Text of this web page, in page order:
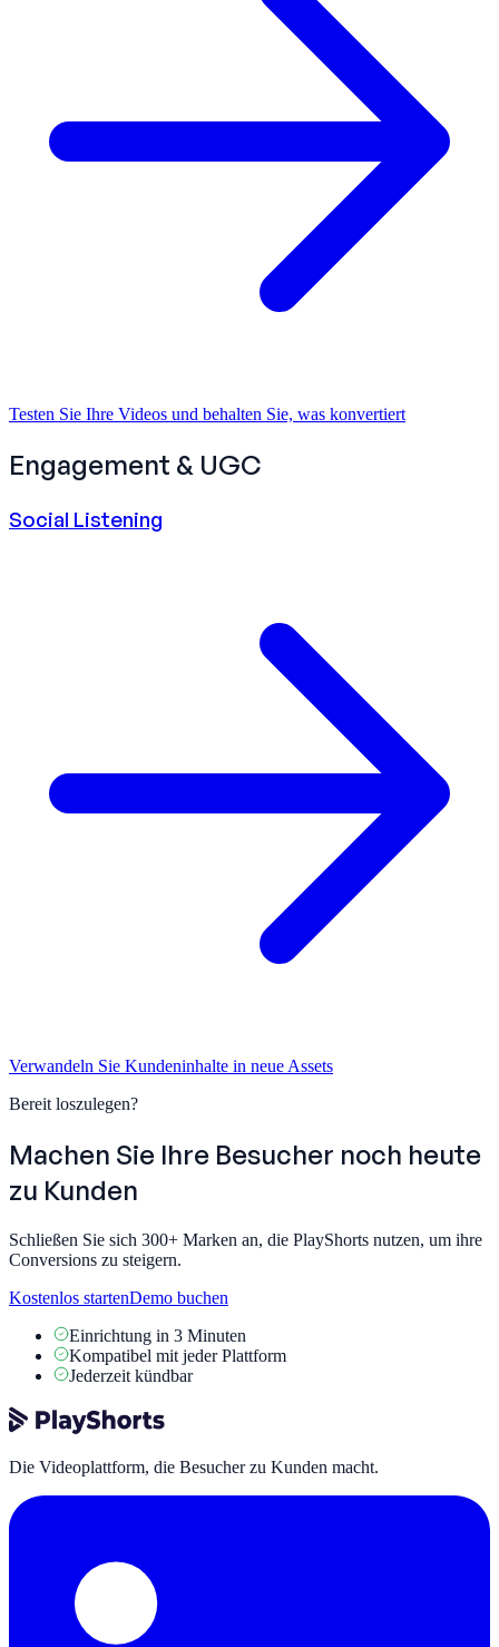
Testen Sie Ihre Videos und behalten Sie, was konvertiert
Engagement & UGC
Social Listening
Verwandeln Sie Kundeninhalte in neue Assets
Bereit loszulegen?
Machen Sie Ihre Besucher noch heute
zu Kunden
Schließen Sie sich 300+ Marken an, die PlayShorts nutzen, um ihre
Conversions zu steigern.
Kostenlos startenDemo buchen
Einrichtung in 3 Minuten
Kompatibel mit jeder Plattform
Jederzeit kündbar
Die Videoplattform, die Besucher zu Kunden macht.